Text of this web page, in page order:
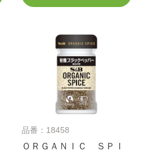
品番：18458
ＯＲＧＡＮＩＣ ＳＰＩ